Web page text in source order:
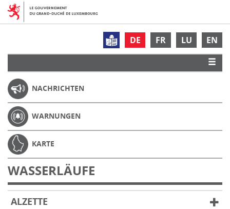
DE FR LU EN
NACHRICHTEN
WARNUNGEN
KARTE
WASSERLÄUFE
ALZETTE